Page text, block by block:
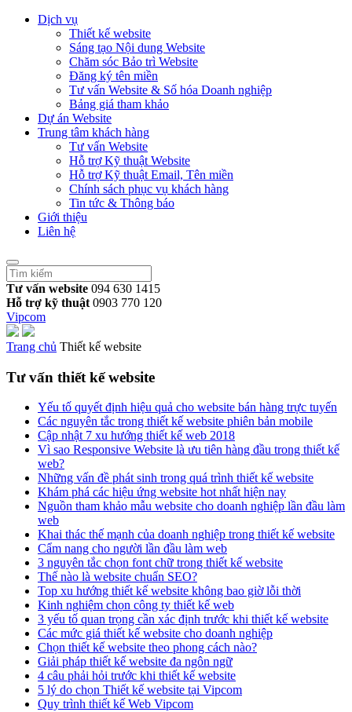
Dịch vụ
Thiết kế website
Sáng tạo Nội dung Website
Chăm sóc Bảo trì Website
Đăng ký tên miền
Tư vấn Website & Số hóa Doanh nghiệp
Bảng giá tham khảo
Dự án Website
Trung tâm khách hàng
Tư vấn Website
Hỗ trợ Kỹ thuật Website
Hỗ trợ Kỹ thuật Email, Tên miền
Chính sách phục vụ khách hàng
Tin tức & Thông báo
Giới thiệu
Liên hệ
Tư vấn website 094 630 1415
Hỗ trợ kỹ thuật 0903 770 120
Vipcom
Trang chủ Thiết kế website
Tư vấn thiết kế website
Yếu tố quyết định hiệu quả cho website bán hàng trực tuyến
Các nguyên tắc trong thiết kế website phiên bản mobile
Cập nhật 7 xu hướng thiết kế web 2018
Vì sao Responsive Website là ưu tiên hàng đầu trong thiết kế
web?
Những vấn đề phát sinh trong quá trình thiết kế website
Khám phá các hiệu ứng website hot nhất hiện nay
Nguồn tham khảo mẫu website cho doanh nghiệp lần đầu làm
web
Khai thác thế mạnh của doanh nghiệp trong thiết kế website
Cẩm nang cho người lần đầu làm web
3 nguyên tắc chọn font chữ trong thiết kế website
Thế nào là website chuẩn SEO?
Top xu hướng thiết kế website không bao giờ lỗi thời
Kinh nghiệm chọn công ty thiết kế web
3 yếu tố quan trọng cần xác định trước khi thiết kế website
Các mức giá thiết kế website cho doanh nghiệp
Chọn thiết kế website theo phong cách nào?
Giải pháp thiết kế website đa ngôn ngữ
4 câu phải hỏi trước khi thiết kế website
5 lý do chọn Thiết kế website tại Vipcom
Quy trình thiết kế Web Vipcom